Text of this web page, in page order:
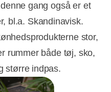
gang også er et
bl.a. Skandinavisk.
stor,
rummer både tøj, sko,
større indpas.